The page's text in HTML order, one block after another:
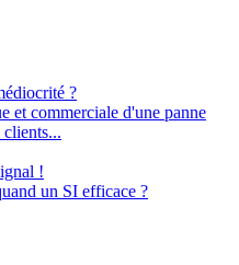
?
et commerciale d'une panne
clients...
!
un SI efficace ?